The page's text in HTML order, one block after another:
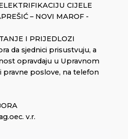
CIJELE
– NOVI MAROF -
I PRIJEDLOZI
da sjednici prisustvuju, a
opravdaju u Upravnom
pravne poslove, na telefon
v.r.